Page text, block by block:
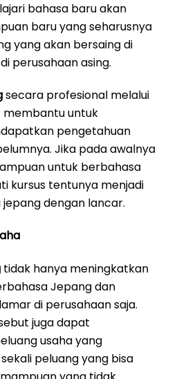
bahasa baru akan
baru yang seharusnya
yang akan bersaing di
perusahaan asing.
secara profesional melalui
membantu untuk
pengetahuan
Jika pada awalnya
untuk berbahasa
kursus tentunya menjadi
dengan lancar.
tidak hanya meningkatkan
Jepang dan
di perusahaan saja.
juga dapat
usaha yang
peluang yang bisa